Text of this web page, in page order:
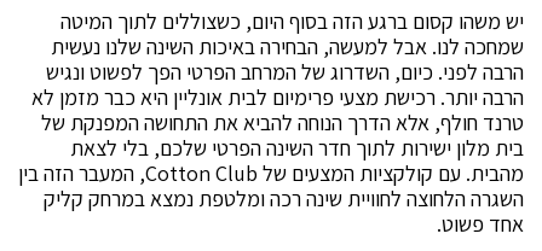
יש משהו קסום ברגע הזה בסוף היום, כשצוללים לתוך המיטה
שמחכה לנו. אבל למעשה, הבחירה באיכות השינה שלנו נעשית
הרבה לפני. כיום, השדרוג של המרחב הפרטי הפך לפשוט ונגיש
הרבה יותר. רכישת מצעי פרימיום לבית אונליין היא כבר מזמן לא
טרנד חולף, אלא הדרך הנוחה להביא את התחושה המפנקת של
בית מלון ישירות לתוך חדר השינה הפרטי שלכם, בלי לצאת
מהבית. עם קולקציות המצעים של Cotton Club, המעבר הזה בין
השגרה הלחוצה לחוויית שינה רכה ומלטפת נמצא במרחק קליק
אחד פשוט.